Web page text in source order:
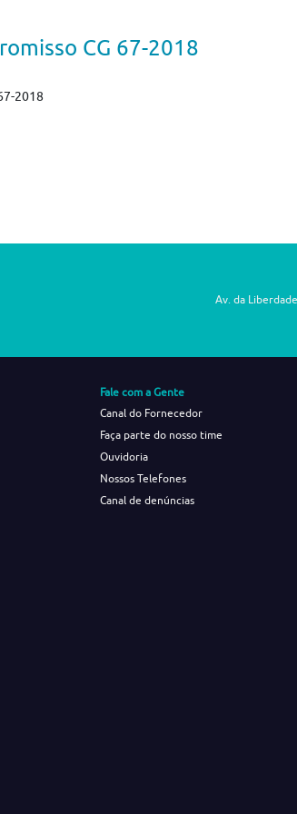
CG 67-2018
2018
Av. da
Fale com a Gente
Canal do Fornecedor
Faça parte do nosso time
Ouvidoria
Nossos Telefones
Canal de denúncias